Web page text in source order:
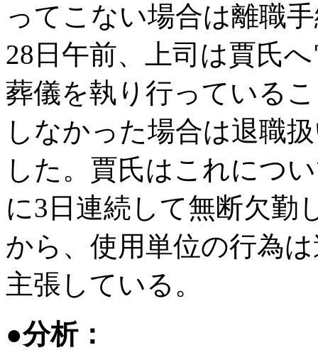
ってこない場合は離職
28日午前、上司は賈氏
葬儀を執り行っている
しなかった場合は退職
した。賈氏はこれにつ
に3日連続して無断欠勤
から、使用単位の行為
主張している。
●分析：